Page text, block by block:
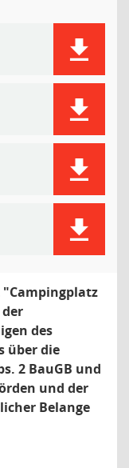
"Campingplatz
des
über die
2 BauGB und
und der
Belange